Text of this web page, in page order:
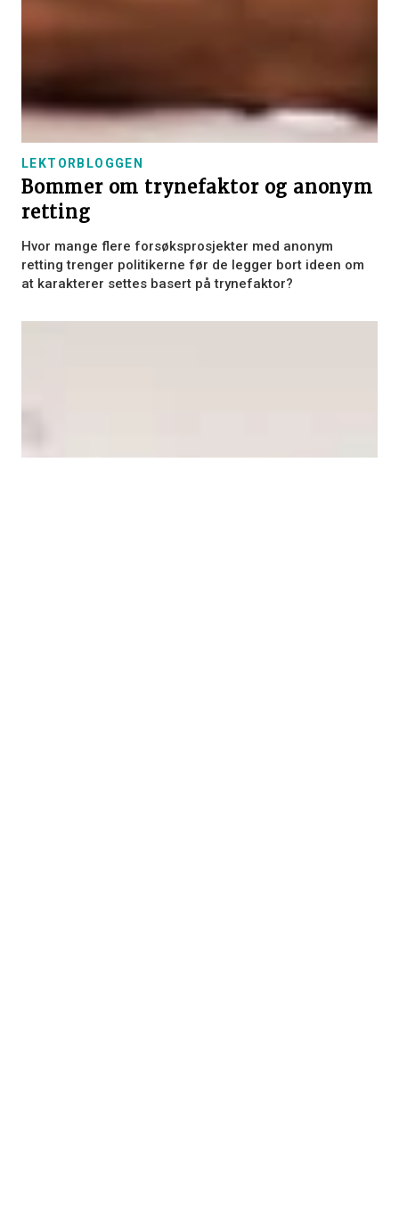
LEKTORBLOGGEN
Bommer om trynefaktor og anonym
retting
Hvor mange flere forsøksprosjekter med anonym
retting trenger politikerne før de legger bort ideen om
at karakterer settes basert på trynefaktor?